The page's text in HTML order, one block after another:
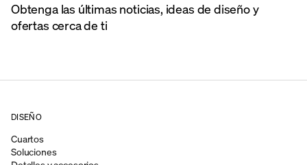
Obtenga las últimas noticias, ideas de diseño y
ofertas cerca de ti
DISEÑO
Cuartos
Soluciones